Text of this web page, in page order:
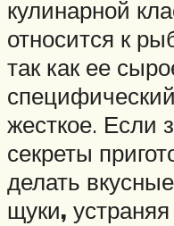
кулинарной
относится к
так как ее
жесткое. Если
секреты
делать
щуки,